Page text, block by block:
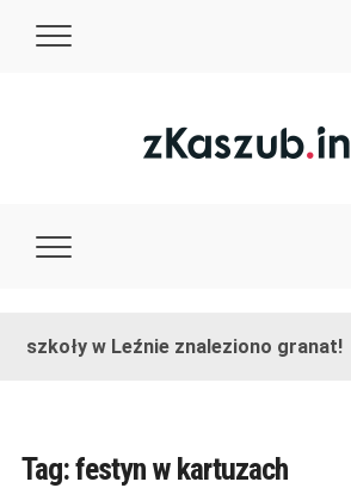
szkoły w Leźnie znaleziono granat!
Tag:festyn w kartuzach